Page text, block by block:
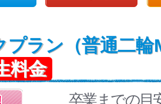
プラン（普通二輪
料金
卒業までの目